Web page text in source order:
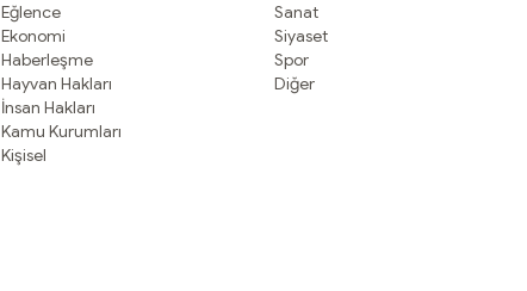
Eğlence
Ekonomi
Haberleşme
Hayvan Hakları
İnsan Hakları
Kamu Kurumları
Kişisel
Sanat
Siyaset
Spor
Diğer